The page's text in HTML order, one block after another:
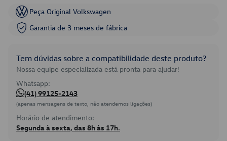
Peça Original Volkswagen
Garantia de 3 meses de fábrica
Tem dúvidas sobre a compatibilidade deste produto?
Nossa equipe especializada está pronta para ajudar!
Whatsapp:
(41) 99125-2143
(apenas mensagens de texto, não atendemos ligações)
Horário de atendimento:
Segunda à sexta, das 8h às 17h.